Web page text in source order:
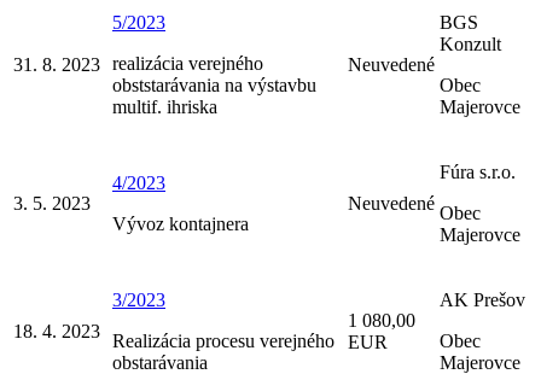
31. 8. 2023
5/2023
realizácia verejného
obststarávania na výstavbu
multif. ihriska
Neuvedené
BGS
Konzult
Obec
Majerovce
3. 5. 2023
4/2023
Vývoz kontajnera
Neuvedené
Fúra s.r.o.
Obec
Majerovce
18. 4. 2023
3/2023
Realizácia procesu verejného
obstarávania
1 080,00
EUR
AK Prešov
Obec
Majerovce